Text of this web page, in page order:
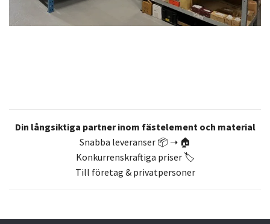
Din långsiktiga partner inom fästelement och material
Snabba leveranser 📦 ➝ 🏠
Konkurrenskraftiga priser 🏷️
Till företag & privatpersoner